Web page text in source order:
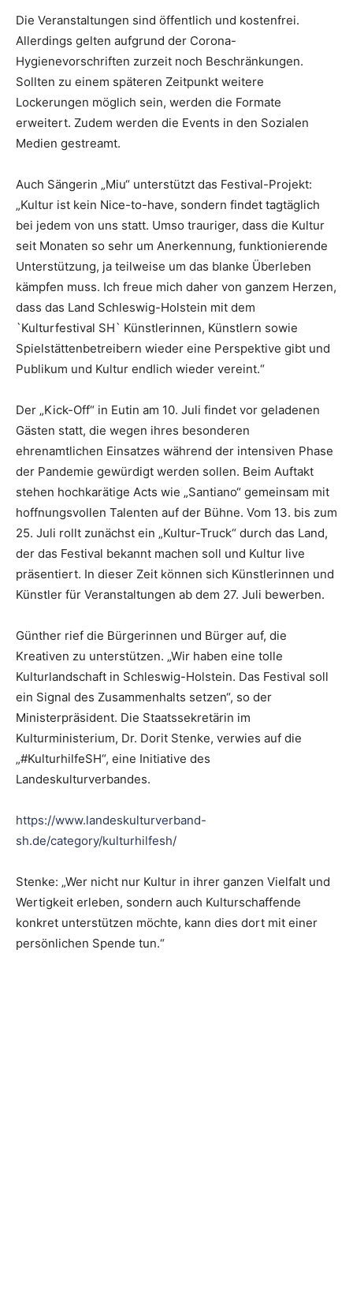
Die Veranstaltungen sind öffentlich und kostenfrei.
Allerdings gelten aufgrund der Corona-
Hygienevorschriften zurzeit noch Beschränkungen.
Sollten zu einem späteren Zeitpunkt weitere
Lockerungen möglich sein, werden die Formate
erweitert. Zudem werden die Events in den Sozialen
Medien gestreamt.
Auch Sängerin „Miu“ unterstützt das Festival-Projekt:
„Kultur ist kein Nice-to-have, sondern findet tagtäglich
bei jedem von uns statt. Umso trauriger, dass die Kultur
seit Monaten so sehr um Anerkennung, funktionierende
Unterstützung, ja teilweise um das blanke Überleben
kämpfen muss. Ich freue mich daher von ganzem Herzen,
dass das Land Schleswig-Holstein mit dem
`Kulturfestival SH` Künstlerinnen, Künstlern sowie
Spielstättenbetreibern wieder eine Perspektive gibt und
Publikum und Kultur endlich wieder vereint.“
Der „Kick-Off“ in Eutin am 10. Juli findet vor geladenen
Gästen statt, die wegen ihres besonderen
ehrenamtlichen Einsatzes während der intensiven Phase
der Pandemie gewürdigt werden sollen. Beim Auftakt
stehen hochkarätige Acts wie „Santiano“ gemeinsam mit
hoffnungsvollen Talenten auf der Bühne. Vom 13. bis zum
25. Juli rollt zunächst ein „Kultur-Truck“ durch das Land,
der das Festival bekannt machen soll und Kultur live
präsentiert. In dieser Zeit können sich Künstlerinnen und
Künstler für Veranstaltungen ab dem 27. Juli bewerben.
Günther rief die Bürgerinnen und Bürger auf, die
Kreativen zu unterstützen. „Wir haben eine tolle
Kulturlandschaft in Schleswig-Holstein. Das Festival soll
ein Signal des Zusammenhalts setzen“, so der
Ministerpräsident. Die Staatssekretärin im
Kulturministerium, Dr. Dorit Stenke, verwies auf die
„#KulturhilfeSH“, eine Initiative des
Landeskulturverbandes.
https://www.landeskulturverband-
sh.de/category/kulturhilfesh/
Stenke: „Wer nicht nur Kultur in ihrer ganzen Vielfalt und
Wertigkeit erleben, sondern auch Kulturschaffende
konkret unterstützen möchte, kann dies dort mit einer
persönlichen Spende tun.“